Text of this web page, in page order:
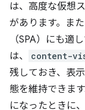
は、高度な仮想
があります。ま
（SPA）にも適
は、
content-
残しておき、表
態を維持できま
になったときに